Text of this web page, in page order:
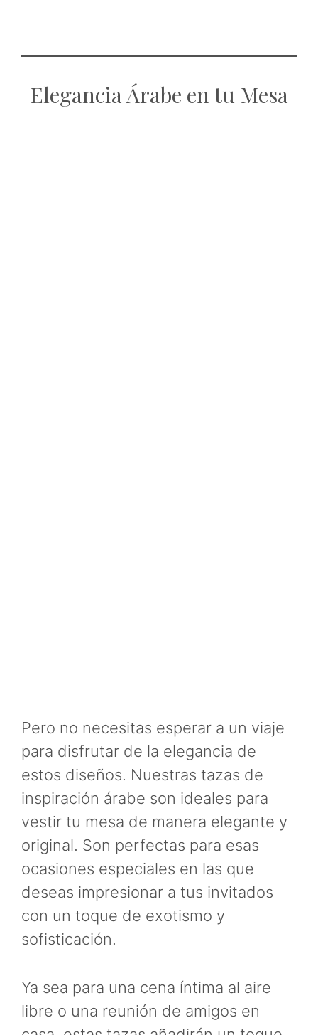
Elegancia Árabe en tu Mesa
Pero no necesitas esperar a un viaje
para disfrutar de la elegancia de
estos diseños. Nuestras tazas de
inspiración árabe son ideales para
vestir tu mesa de manera elegante y
original. Son perfectas para esas
ocasiones especiales en las que
deseas impresionar a tus invitados
con un toque de exotismo y
sofisticación.
Ya sea para una cena íntima al aire
libre o una reunión de amigos en